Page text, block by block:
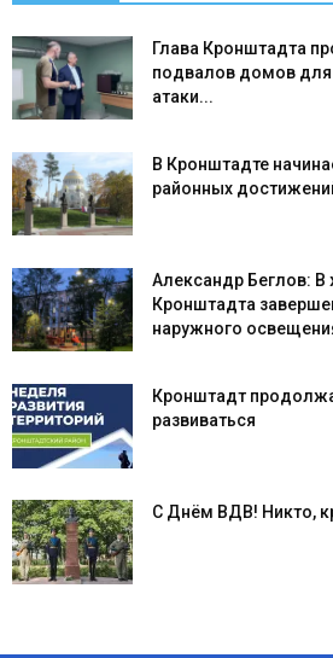
Глава Кронштадта
подвалов домов для
атаки...
В Кронштадте
районных
Александр Беглов:
Кронштадта
наружного
Кронштадт
развиваться
С Днём ВДВ! Никто,